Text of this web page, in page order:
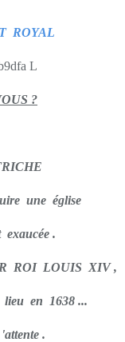
ROYAL
?
une église
.
ROI LOUIS XIV ,
en 1638 ...
.